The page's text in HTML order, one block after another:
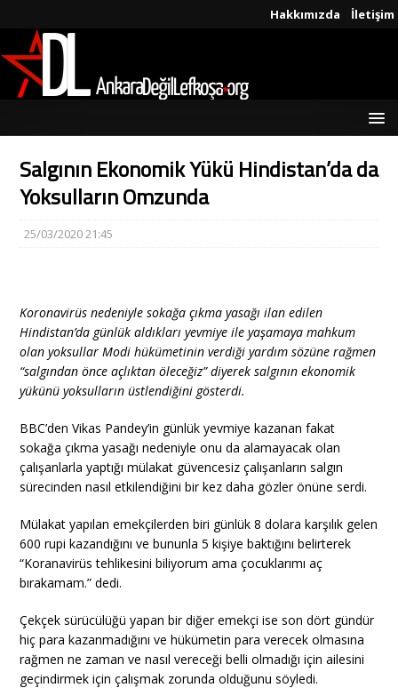
Hakkımızda İletişim
Salgının Ekonomik Yükü Hindistan’da da
Yoksulların Omzunda
25/03/2020 21:45
Koronavirüs nedeniyle sokağa çıkma yasağı ilan edilen
Hindistan’da günlük aldıkları yevmiye ile yaşamaya mahkum
olan yoksullar Modi hükümetinin verdiği yardım sözüne rağmen
“salgından önce açlıktan öleceğiz” diyerek salgının ekonomik
yükünü yoksulların üstlendiğini gösterdi.
BBC’den Vikas Pandey’in günlük yevmiye kazanan fakat
sokağa çıkma yasağı nedeniyle onu da alamayacak olan
çalışanlarla yaptığı mülakat güvencesiz çalışanların salgın
sürecinden nasıl etkilendiğini bir kez daha gözler önüne serdi.
Mülakat yapılan emekçilerden biri günlük 8 dolara karşılık gelen
600 rupi kazandığını ve bununla 5 kişiye baktığını belirterek
“Koranavirüs tehlikesini biliyorum ama çocuklarımı aç
bırakamam.” dedi.
Çekçek sürücülüğü yapan bir diğer emekçi ise son dört gündür
hiç para kazanmadığını ve hükümetin para verecek olmasına
rağmen ne zaman ve nasıl vereceği belli olmadığı için ailesini
geçindirmek için çalışmak zorunda olduğunu söyledi.